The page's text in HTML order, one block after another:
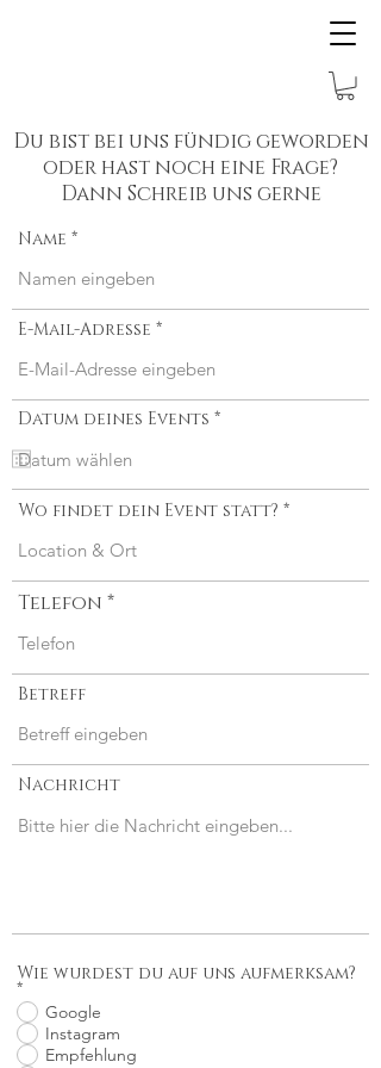
Du bist bei uns fündig geworden
oder hast noch eine Frage?
Dann Schreib uns gerne
Name
E-Mail-Adresse
Datum deines Events *r
i
r
e
Wo findet dein Event statt?
Telefon
Betreff
Nachricht
Wie wurdest du auf uns aufmerksam?
*
Google
Instagram
Empfehlung